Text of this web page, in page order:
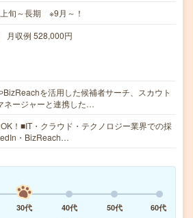
旬～長期 ※9月～！
月収例 528,000円
BizReachを活用した候補者サーチ、スカウト
ネージャーと連携した…
！■IT・クラウド・テクノロジー業界での採
・BizReach…
30代 40代 50代
60代